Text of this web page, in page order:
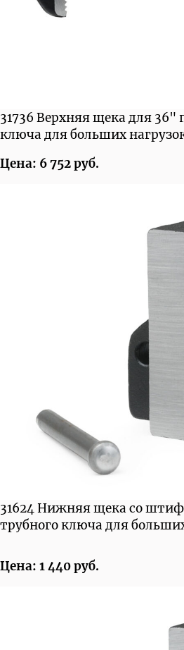
31736 Верхняя щека для 36"
ключа для больших
Цена: 6 752 руб.
31624 Нижняя щека со
трубного ключа для
Цена: 1 440 руб.